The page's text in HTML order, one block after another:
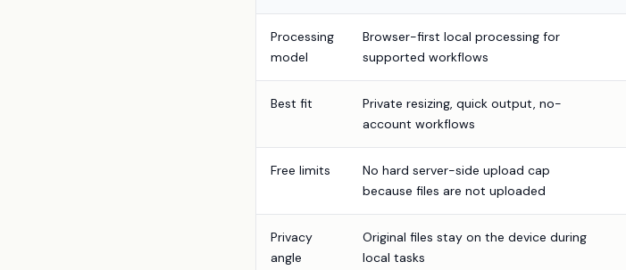
Processing
model
Browser-first local processing for
supported workflows
Best fit
Private resizing, quick output, no-
account workflows
Free limits
No hard server-side upload cap
because files are not uploaded
Privacy
angle
Original files stay on the device during
local tasks